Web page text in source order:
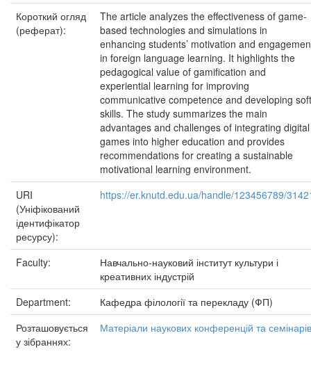
Короткий огляд
(реферат):
The article analyzes the effectiveness of game-
based technologies and simulations in
enhancing students’ motivation and
in foreign language learning. It highlights the
pedagogical value of gamification and
experiential learning for improving
communicative competence and developing soft
skills. The study summarizes the main
advantages and challenges of integrating digital
games into higher education and provides
recommendations for creating a sustainable
motivational learning environment.
URI
(Уніфікований
ідентифікатор
ресурсу):
https://er.knutd.edu.ua/handle/123456789/
Faculty:
Навчально-науковий інститут культури і
креативних індустрій
Department:
Кафедра філології та перекладу (ФП)
Розташовується
у зібраннях:
Матеріали наукових конференцій та семінарів